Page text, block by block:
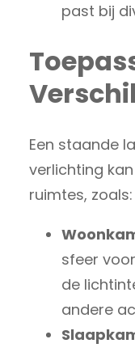
past bij
Een staande
verlichting
ruimtes, zoals:
sfeer
de
andere